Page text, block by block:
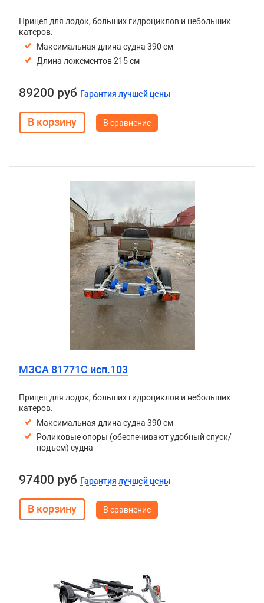
Прицеп для лодок, больших гидроциклов и небольших
катеров.
Максимальная длина судна 390 см
Длина ложементов 215 см
89200 руб Гарантия лучшей цены
В сравнение
МЗСА 81771C исп.103
Прицеп для лодок, больших гидроциклов и небольших
катеров.
Максимальная длина судна 390 см
Роликовые опоры (обеспечивают удобный спуск/
подъем) судна
97400 руб Гарантия лучшей цены
В сравнение